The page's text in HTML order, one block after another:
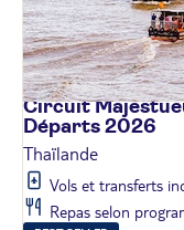
Circuit
Départs 2026
Thaïlande
Vols et transferts
Repas selon